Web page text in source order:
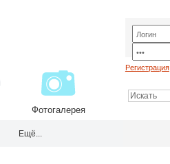
Фотогалерея
Регистрация
Ещё...